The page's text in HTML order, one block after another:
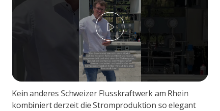
Play
Kein anderes Schweizer Flusskraftwerk am Rhein
kombiniert derzeit die Stromproduktion so elegant